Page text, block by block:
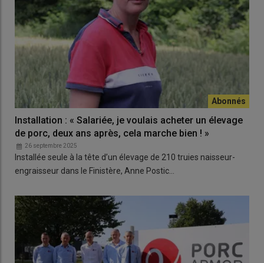
Installation : « Salariée, je voulais acheter un élevage
de porc, deux ans après, cela marche bien ! »
26 septembre 2025
Installée seule à la tête d’un élevage de 210 truies naisseur-
engraisseur dans le Finistère, Anne Postic…